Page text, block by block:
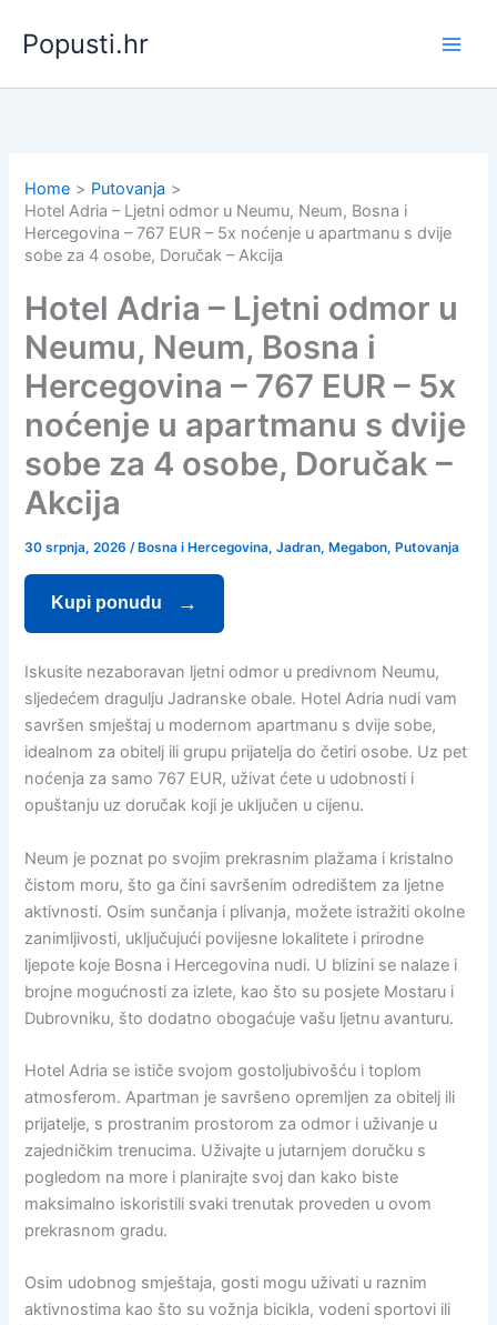
content
Popusti.hr
Home
Putovanja
Hotel Adria – Ljetni odmor u Neumu, Neum, Bosna i
Hercegovina – 767 EUR – 5x noćenje u apartmanu s dvije
sobe za 4 osobe, Doručak – Akcija
Hotel Adria – Ljetni odmor u
Neumu, Neum, Bosna i
Hercegovina – 767 EUR – 5x
noćenje u apartmanu s dvije
sobe za 4 osobe, Doručak –
Akcija
30 srpnja, 2026/ Bosna i Hercegovina,Jadran, Megabon, Putovanja
Kupi ponudu
Iskusite nezaboravan ljetni odmor u predivnom Neumu,
sljedećem dragulju Jadranske obale. Hotel Adria nudi vam
savršen smještaj u modernom apartmanu s dvije sobe,
idealnom za obitelj ili grupu prijatelja do četiri osobe. Uz pet
noćenja za samo 767 EUR, uživat ćete u udobnosti i
opuštanju uz doručak koji je uključen u cijenu.
Neum je poznat po svojim prekrasnim plažama i kristalno
čistom moru, što ga čini savršenim odredištem za ljetne
aktivnosti. Osim sunčanja i plivanja, možete istražiti okolne
zanimljivosti, uključujući povijesne lokalitete i prirodne
ljepote koje Bosna i Hercegovina nudi. U blizini se nalaze i
brojne mogućnosti za izlete, kao što su posjete Mostaru i
Dubrovniku, što dodatno obogaćuje vašu ljetnu avanturu.
Hotel Adria se ističe svojom gostoljubivošću i toplom
atmosferom. Apartman je savršeno opremljen za obitelj ili
prijatelje, s prostranim prostorom za odmor i uživanje u
zajedničkim trenucima. Uživajte u jutarnjem doručku s
pogledom na more i planirajte svoj dan kako biste
maksimalno iskoristili svaki trenutak proveden u ovom
prekrasnom gradu.
Osim udobnog smještaja, gosti mogu uživati u raznim
aktivnostima kao što su vožnja bicikla, vodeni sportovi ili